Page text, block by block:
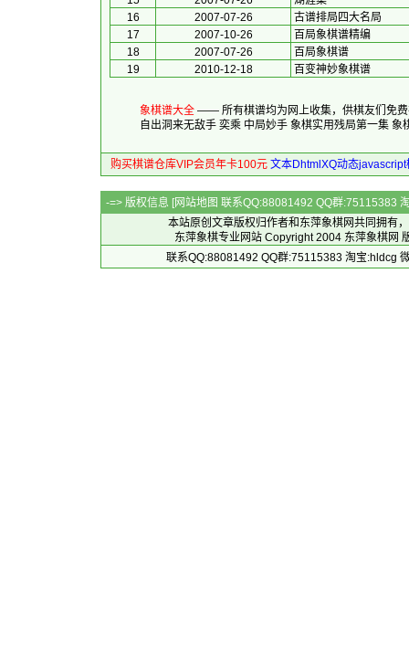
16
2007-07-26
古谱排局四大名局
17
2007-10-26
百局象棋谱精编
18
2007-07-26
百局象棋谱
19
2010-12-18 百变神妙象棋谱
象棋谱大全—— 所有棋谱均为网上收集，供棋友们免
自出洞来无敌手 奕乘 中局妙手 象棋实用残局第一集 象
购买棋谱仓库VIP会员年卡100元 文本DhtmlXQ动态
-=> 版权信息 [网站地图 联系QQ:88081492 QQ群:75115383
本站原创文章版权归作者和 东萍象棋网共同拥有
东萍象棋专业网站 Copyright 2004 东萍象棋网
联系QQ:88081492 QQ群:75115383 淘宝:hldcg